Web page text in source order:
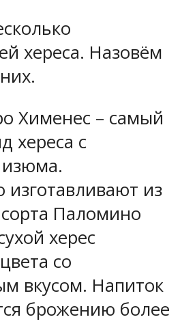
хереса. Назовём
Хименес – самый
хереса с
изготавливают из
Паломино
херес
со
вкусом. Напиток
брожению более